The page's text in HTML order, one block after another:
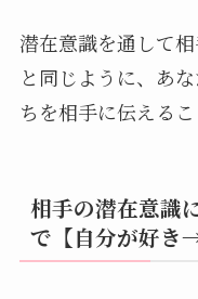
潜在意識を通して
と同じように、あ
ちを相手に伝えるこ
相手の潜在意識
で【自分が好き